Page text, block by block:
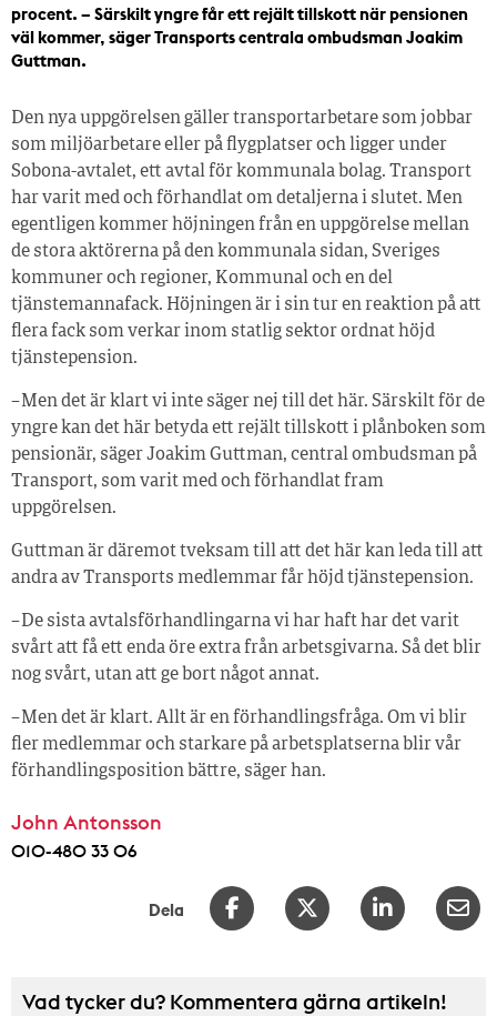
procent. – Särskilt yngre får ett rejält tillskott när pensionen
väl kommer, säger Transports centrala ombudsman Joakim
Guttman.
Den nya uppgörelsen gäller transportarbetare som jobbar
som miljöarbetare eller på flygplatser och ligger under
Sobona-avtalet, ett avtal för kommunala bolag. Transport
har varit med och förhandlat om detaljerna i slutet. Men
egentligen kommer höjningen från en uppgörelse mellan
de stora aktörerna på den kommunala sidan, Sveriges
kommuner och regioner, Kommunal och en del
tjänstemannafack. Höjningen är i sin tur en reaktion på att
flera fack som verkar inom statlig sektor ordnat höjd
tjänstepension.
– Men det är klart vi inte säger nej till det här. Särskilt för de
yngre kan det här betyda ett rejält tillskott i plånboken som
pensionär, säger Joakim Guttman, central ombudsman på
Transport, som varit med och förhandlat fram
uppgörelsen.
Guttman är däremot tveksam till att det här kan leda till att
andra av Transports medlemmar får höjd tjänstepension.
– De sista avtalsförhandlingarna vi har haft har det varit
svårt att få ett enda öre extra från arbetsgivarna. Så det blir
nog svårt, utan att ge bort något annat.
– Men det är klart. Allt är en förhandlingsfråga. Om vi blir
fler medlemmar och starkare på arbetsplatserna blir vår
förhandlingsposition bättre, säger han.
John Antonsson
010-480 33 06
Dela
Vad tycker du? Kommentera gärna artikeln!